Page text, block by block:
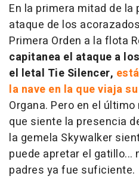
En la primera mitad de la
ataque de los
Primera Orden a la flota
capitanea el ataque a
el letal Tie Silencer,
la nave en la que viaja
Organa. Pero en el
que siente la presencia
la gemela Skywalker
puede apretar el gatillo...
padres ya fue suficiente.